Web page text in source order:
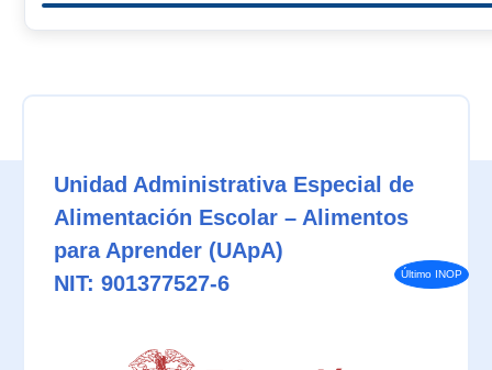
Último INOP
Unidad Administrativa Especial de
Alimentación Escolar – Alimentos
para Aprender (UApA)
NIT: 901377527-6